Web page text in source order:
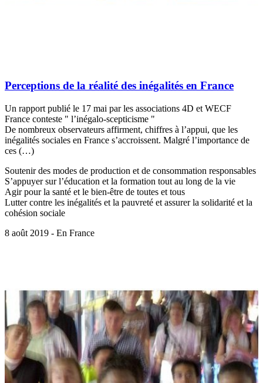
Perceptions de la réalité des inégalités en France
Un rapport publié le 17 mai par les associations 4D et WECF
France conteste " l’inégalo-scepticisme "
De nombreux observateurs affirment, chiffres à l’appui, que les
inégalités sociales en France s’accroissent. Malgré l’importance de
ces (…)
Soutenir des modes de production et de consommation responsables
S’appuyer sur l’éducation et la formation tout au long de la vie
Agir pour la santé et le bien-être de toutes et tous
Lutter contre les inégalités et la pauvreté et assurer la solidarité et la
cohésion sociale
8 août 2019 - En France